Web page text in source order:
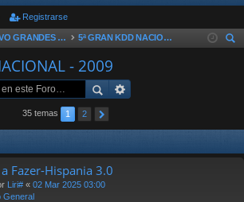
nti ist
Registrarse
ARCHIVO GRANDES KDD´s Y OTROS EVENTOS
5ª GRAN KDD NACIONAL - 2009
- 2009
35 temas 1 2
Fazer-Hispania 3.0
Liri# « 02 Mar 2025 03:00
General